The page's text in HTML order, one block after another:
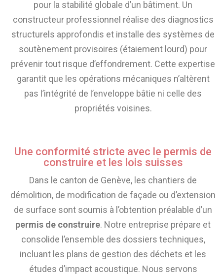
pour la stabilité globale d’un bâtiment. Un
constructeur professionnel réalise des diagnostics
structurels approfondis et installe des systèmes de
soutènement provisoires (étaiement lourd) pour
prévenir tout risque d’effondrement. Cette expertise
garantit que les opérations mécaniques n’altèrent
pas l’intégrité de l’enveloppe bâtie ni celle des
propriétés voisines.
Une conformité stricte avec le permis de
construire et les lois suisses
Dans le canton de Genève, les chantiers de
démolition, de modification de façade ou d’extension
de surface sont soumis à l’obtention préalable d’un
permis de construire. Notre entreprise prépare et
consolide l’ensemble des dossiers techniques,
incluant les plans de gestion des déchets et les
études d’impact acoustique. Nous servons